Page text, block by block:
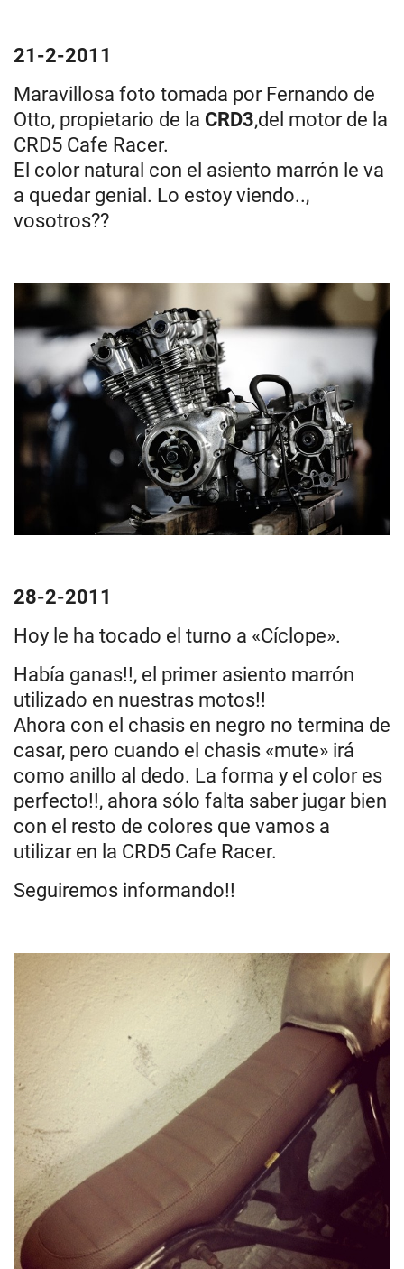
21-2-2011
Maravillosa foto tomada por Fernando de
Otto, propietario de la CRD3,del motor de la
CRD5 Cafe Racer.
El color natural con el asiento marrón le va
a quedar genial. Lo estoy viendo..,
vosotros??
28-2-2011
Hoy le ha tocado el turno a «Cíclope».
Había ganas!!, el primer asiento marrón
utilizado en nuestras motos!!
Ahora con el chasis en negro no termina de
casar, pero cuando el chasis «mute» irá
como anillo al dedo. La forma y el color es
perfecto!!, ahora sólo falta saber jugar bien
con el resto de colores que vamos a
utilizar en la CRD5 Cafe Racer.
Seguiremos informando!!